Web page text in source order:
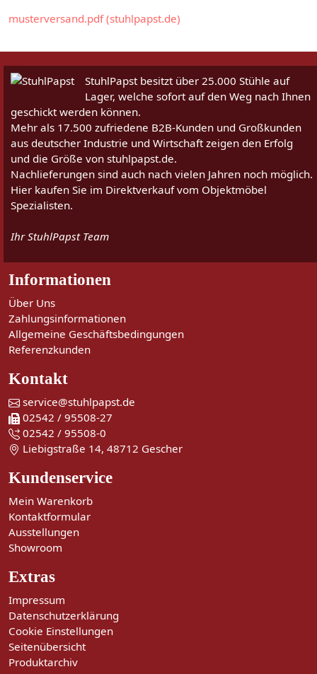
musterversand.pdf (stuhlpapst.de)
StuhlPapst besitzt über 25.000 Stühle auf
Lager, welche sofort auf den Weg nach Ihnen
geschickt werden können.
Mehr als 17.500 zufriedene B2B-Kunden und Großkunden
aus deutscher Industrie und Wirtschaft zeigen den Erfolg
und die Größe von stuhlpapst.de.
Nachlieferungen sind auch nach vielen Jahren noch möglich.
Hier kaufen Sie im Direktverkauf vom Objektmöbel
Spezialisten.
Ihr StuhlPapst Team
Informationen
Über Uns
Zahlungsinformationen
Allgemeine Geschäftsbedingungen
Referenzkunden
Kontakt
service@stuhlpapst.de
02542 / 95508-27
02542 / 95508-0
Liebigstraße 14, 48712 Gescher
Kundenservice
Mein Warenkorb
Kontaktformular
Ausstellungen
Showroom
Extras
Impressum
Datenschutzerklärung
Cookie Einstellungen
Seitenübersicht
Produktarchiv